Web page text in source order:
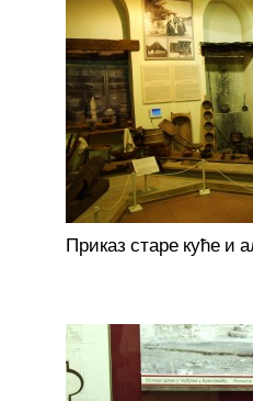
Приказ старе куће и